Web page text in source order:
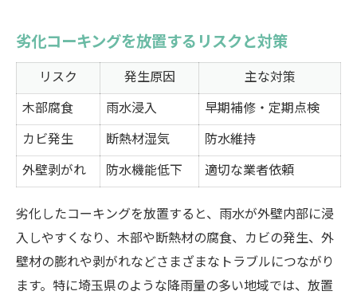
劣化コーキングを放置するリスクと対策
リスク 発生原因
主な対策
木部腐食
雨水浸入
早期補修・定期点検
カビ発生
断熱材湿気
防水維持
外壁剥がれ
防水機能低下 適切な業者依頼
劣化したコーキングを放置すると、雨水が外壁内部に浸
入しやすくなり、木部や断熱材の腐食、カビの発生、外
壁材の膨れや剥がれなどさまざまなトラブルにつながり
ます。特に埼玉県のような降雨量の多い地域では、放置